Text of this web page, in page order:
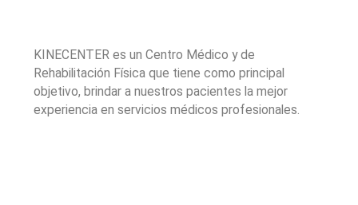
KINECENTER es un Centro Médico y de
Rehabilitación Física que tiene como principal
objetivo, brindar a nuestros pacientes la mejor
experiencia en servicios médicos profesionales.